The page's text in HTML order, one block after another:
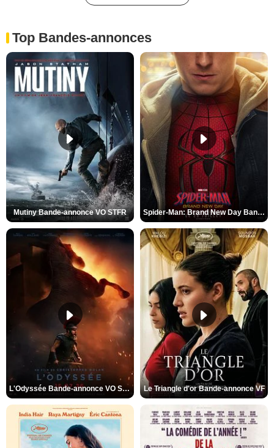
Top Bandes-annonces
Mutiny Bande-annonce VO STFR Spider-Man: Brand New Day Bande-annonce VO STFR
L'Odyssée Bande-annonce VO STFR Le Triangle d'or Bande-annonce VF